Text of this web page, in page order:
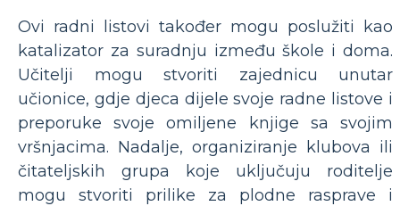
Ovi radni listovi također mogu poslužiti kao
katalizator za suradnju između škole i doma.
Učitelji mogu stvoriti zajednicu unutar
učionice, gdje djeca dijele svoje radne listove i
preporuke svoje omiljene knjige sa svojim
vršnjacima. Nadalje, organiziranje klubova ili
čitateljskih grupa koje uključuju roditelje
mogu stvoriti prilike za plodne rasprave i